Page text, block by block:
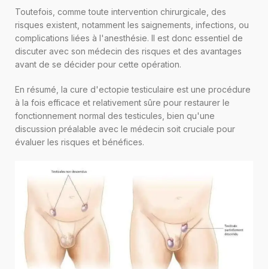
Toutefois, comme toute intervention chirurgicale, des
risques existent, notamment les saignements, infections, ou
complications liées à l'anesthésie. Il est donc essentiel de
discuter avec son médecin des risques et des avantages
avant de se décider pour cette opération.
En résumé, la cure d'ectopie testiculaire est une procédure
à la fois efficace et relativement sûre pour restaurer le
fonctionnement normal des testicules, bien qu'une
discussion préalable avec le médecin soit cruciale pour
évaluer les risques et bénéfices.